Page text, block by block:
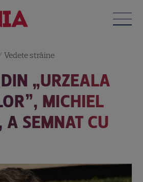
Vedete străine
„URZEALA
MICHIEL
SEMNAT CU